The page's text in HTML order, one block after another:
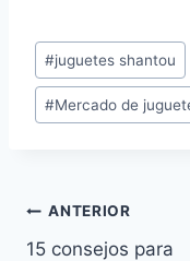
#juguetes shantou
#Mercado de
ANTERIOR
15 consejos para